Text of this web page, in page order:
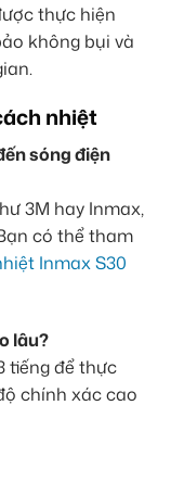
thực hiện
không bụi và
nhiệt
sóng điện
3M hay Inmax,
có thể tham
Inmax S30
lâu?
tiếng để thực
chính xác cao